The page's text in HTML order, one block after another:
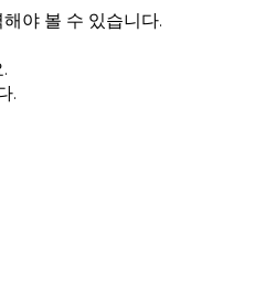
야 볼 수 있습니다.
.